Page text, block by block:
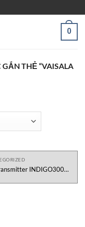
0
THẺ “VAISALA
INDIGO300
Việt Nam